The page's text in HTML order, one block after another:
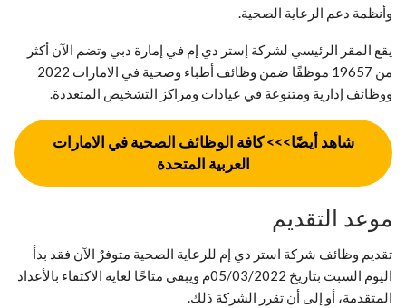
وأنظمة دعم الرعاية الصحية.
يقع المقر الرئيسي لشركة إستر دي إم في إمارة دبي وتضم الآن أكثر
من 19657 موظفًا ضمن وظائف أطباء وصحية في الامارات 2022
ووظائف إدارية ومتنوعة في عيادات ومراكز التشخيص المتعددة.
شاهد أيضًا>>> كافة الوظائف الصحية في الامارات
العربية المتحدة
موعد التقديم
تقديم وظائف شركة استر دي إم للرعاية الصحية متوفرٌ الآن فقد بدأ
اليوم السبت بتاريخ 05/03/2022م ويبقى متاحًا لغاية الاكتفاء بالأعداد
المتقدمة، أو إلى أن تقرر الشركة ذلك.